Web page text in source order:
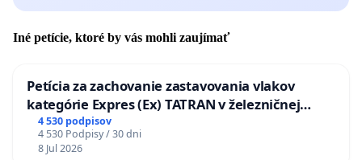
Iné petície, ktoré by vás mohli zaujímať
Petícia za zachovanie zastavovania vlakov
kategórie Expres (Ex) TATRAN v železničnej
stanici Púchov
4 530 podpisov
4 530 Podpisy / 30 dni
8 Jul 2026